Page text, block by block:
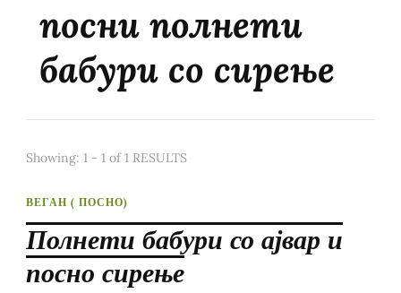
посни полнети
бабури со сирење
Showing: 1 - 1 of 1 RESULTS
ВЕГАН ( ПОСНО)
Полнети бабури со ајвар и
посно сирење